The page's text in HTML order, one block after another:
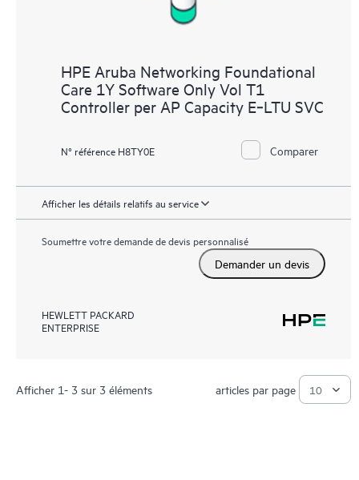
HPE Aruba Networking Foundational
Care 1Y Software Only Vol T1
Controller per AP Capacity E‑LTU SVC
N° référence H8TY0E Comparer
Afficher les détails relatifs au service
Soumettre votre demande de devis personnalisé
Demander un devis
HEWLETT PACKARD
ENTERPRISE
Afficher 1- 3 sur 3 éléments articles par page